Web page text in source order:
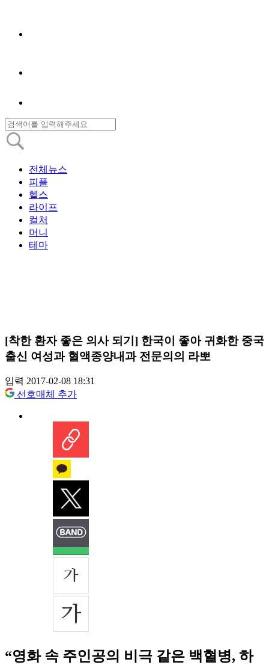
전체뉴스
피플
헬스
라이프
컬처
머니
테마
[착한 환자 좋은 의사 되기] 한국이 좋아 귀화한 중국
출신 여성과 혈액종양내과 전문의의 라뽀
입력 2017-02-08 18:31
선호매체 추가
“영화 속 주인공의 비극 같은 백혈병, 하